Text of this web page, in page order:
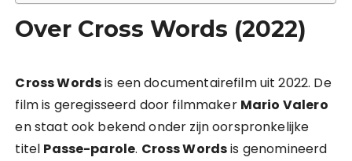
Over Cross Words (2022)
Cross Wordsis een documentairefilm uit 2022. De
film is geregisseerd door filmmaker Mario Valero
en staat ook bekend onder zijn oorspronkelijke
titel Passe-parole. Cross Wordsis genomineerd